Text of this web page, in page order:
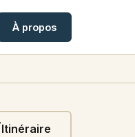
À propos
Itinéraire